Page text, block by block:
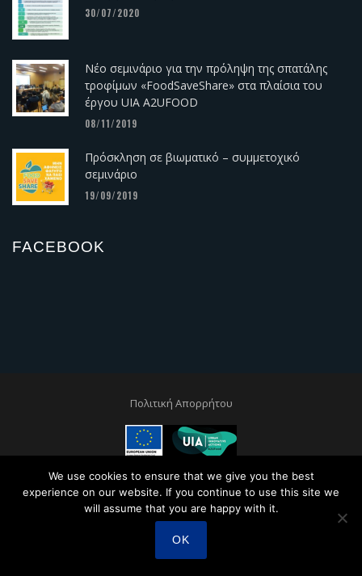
30/07/2020
Νέο σεμινάριο για την πρόληψη της σπατάλης
τροφίμων «FoodSaveShare» στα πλαίσια του
έργου UIA A2UFOOD
08/11/2019
Πρόσκληση σε βιωματικό – συμμετοχικό
σεμινάριο
19/09/2019
FACEBOOK
Πολιτική Απορρήτου
This project is co-financed by the European Regional and Development
Fund through the Urban Innovative Actions Initiative
We use cookies to ensure that we give you the best
experience on our website. If you continue to use this site we
will assume that you are happy with it.
OK